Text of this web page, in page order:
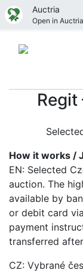
Auctria
Open in
How it works /
EN: Selected
auction. The
available by
or debit card
payment
transferred
CZ: Vybrané